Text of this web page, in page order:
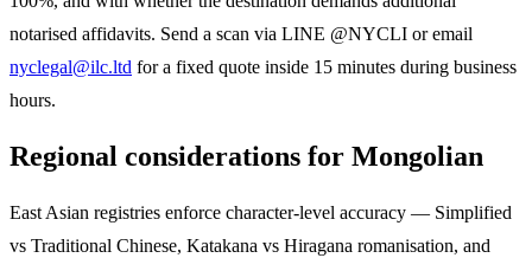
notarised affidavits. Send a scan via LINE @NYCLI or email
nyclegal@ilc.ltd for a fixed quote inside 15 minutes during business
hours.
Regional considerations for Mongolian
East Asian registries enforce character-level accuracy — Simplified
vs Traditional Chinese, Katakana vs Hiragana romanisation, and